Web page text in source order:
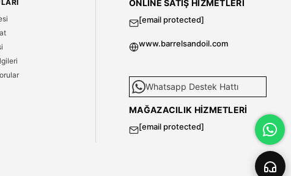
ONLINE SATIŞ HIZMETLERI
[email protected]
www.barrelsandoil.com
Whatsapp Destek Hattı
MAĞAZACILIK HIZMETLERI
[email protected]